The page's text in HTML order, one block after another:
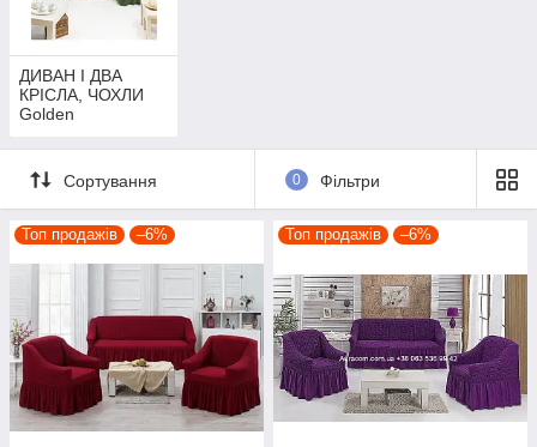
ДИВАН І ДВА
КРІСЛА, ЧОХЛИ
Golden
Сортування 0 Фільтри
Топ продажів –6% Топ продажів –6%